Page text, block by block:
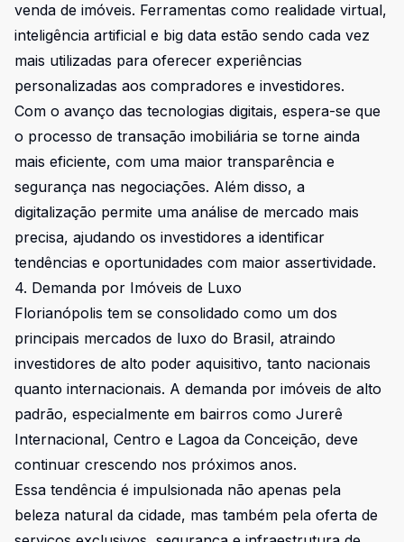
venda de imóveis. Ferramentas como realidade virtual,
inteligência artificial e big data estão sendo cada vez
mais utilizadas para oferecer experiências
personalizadas aos compradores e investidores.
Com o avanço das tecnologias digitais, espera-se que
o processo de transação imobiliária se torne ainda
mais eficiente, com uma maior transparência e
segurança nas negociações. Além disso, a
digitalização permite uma análise de mercado mais
precisa, ajudando os investidores a identificar
tendências e oportunidades com maior assertividade.
4. Demanda por Imóveis de Luxo
Florianópolis tem se consolidado como um dos
principais mercados de luxo do Brasil, atraindo
investidores de alto poder aquisitivo, tanto nacionais
quanto internacionais. A demanda por imóveis de alto
padrão, especialmente em bairros como Jurerê
Internacional, Centro e Lagoa da Conceição, deve
continuar crescendo nos próximos anos.
Essa tendência é impulsionada não apenas pela
beleza natural da cidade, mas também pela oferta de